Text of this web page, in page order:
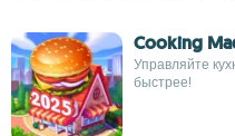
Cooking
Управляйте
быстрее!